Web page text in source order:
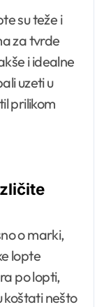
su teže i
za tvrde
i idealne
uzeti u
prilikom
o marki,
lopte
po lopti,
koštati nešto